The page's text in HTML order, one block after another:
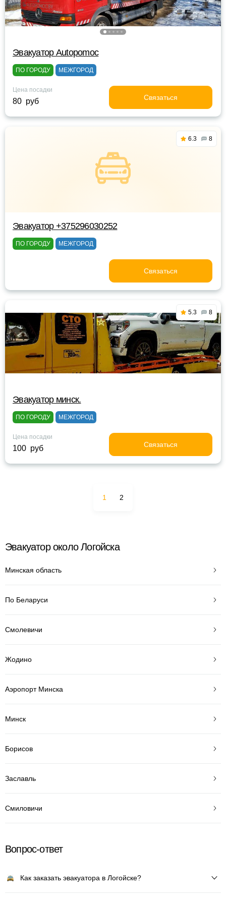
Эвакуатор Autopomoc
ПО ГОРОДУ МЕЖГОРОД
Цена посадки
80 руб Связаться
6.3 8
Эвакуатор +375296030252
ПО ГОРОДУ МЕЖГОРОД
Связаться
5.3 8
Эвакуатор минск.
ПО ГОРОДУ МЕЖГОРОД
Цена посадки
100 руб Связаться
1 2
Эвакуатор около Логойска
Минская область
По Беларуси
Смолевичи
Жодино
Аэропорт Минска
Минск
Борисов
Заславль
Смиловичи
Вопрос-ответ
Как заказать эвакуатора в Логойске?